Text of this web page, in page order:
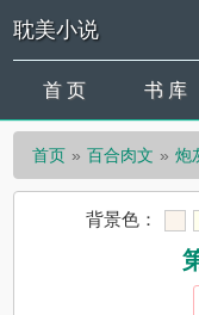
耽美小说
首 页 书 库
首页 百合肉文 炮
背景色：